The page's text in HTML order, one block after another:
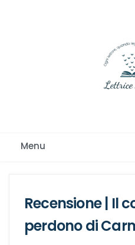
Menu
Recensione | Il
perdono di